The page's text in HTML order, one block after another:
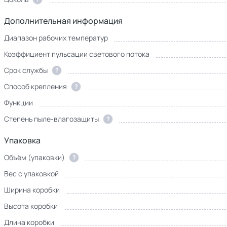
Дополнительная информация
Диапазон рабочих температур
Коэффициент пульсации светового потока
Срок службы
?
Способ крепления ?
Функции
Степень пыле-влагозащиты
?
Упаковка
Объём (упаковки) ?
Вес с упаковкой
Ширина коробки
Высота коробки
Длина коробки